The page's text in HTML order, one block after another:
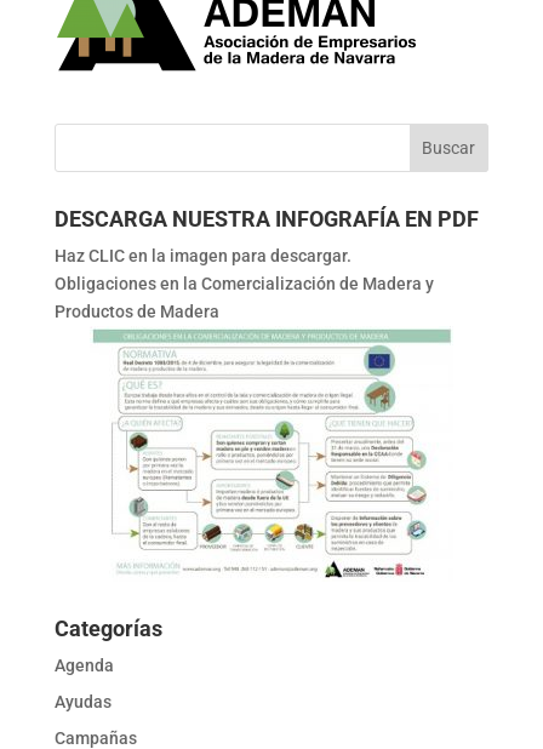
DESCARGA NUESTRA INFOGRAFÍA EN PDF
Haz CLIC en la imagen para descargar.
Obligaciones en la Comercialización de Madera y
Productos de Madera
Categorías
Agenda
Ayudas
Campañas